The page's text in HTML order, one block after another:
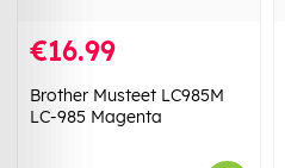
€16.99
Brother Musteet LC985M
LC-985 Magenta